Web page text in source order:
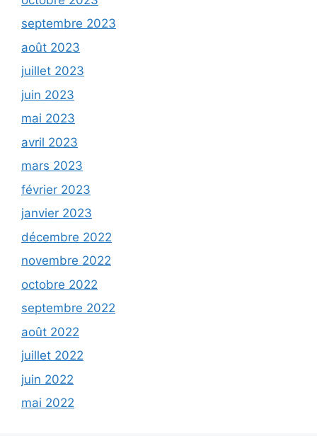
septembre 2023
août 2023
juillet 2023
juin 2023
mai 2023
avril 2023
mars 2023
février 2023
janvier 2023
décembre 2022
novembre 2022
octobre 2022
septembre 2022
août 2022
juillet 2022
juin 2022
mai 2022